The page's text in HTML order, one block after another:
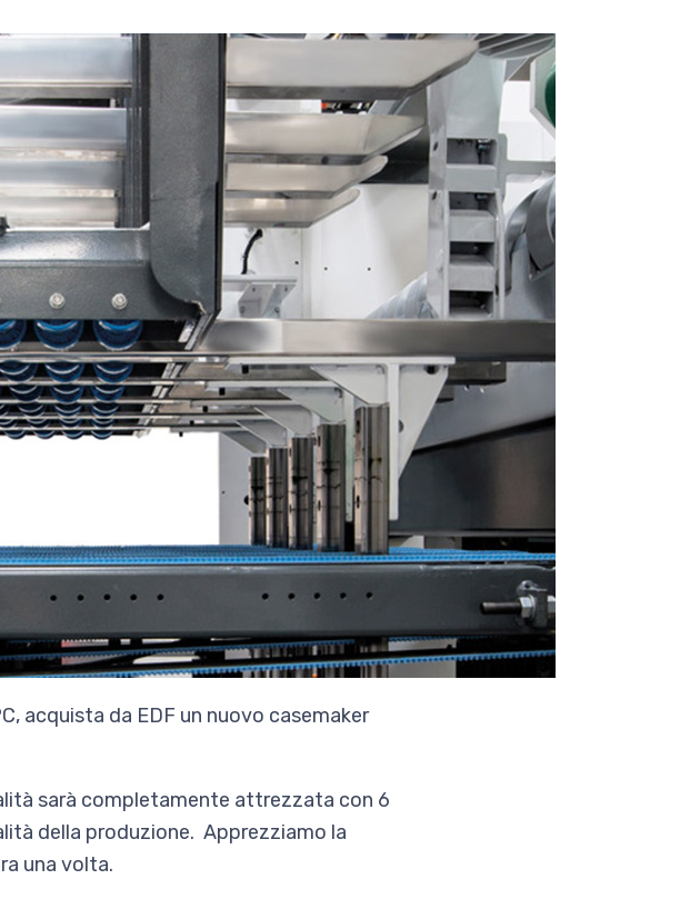
acquista da EDF un nuovo casemaker
sarà completamente attrezzata con 6
della produzione. Apprezziamo la
una volta.